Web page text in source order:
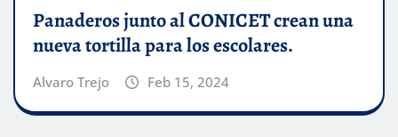
Panaderos junto al CONICET crean una
nueva tortilla para los escolares.
Alvaro Trejo Feb 15, 2024